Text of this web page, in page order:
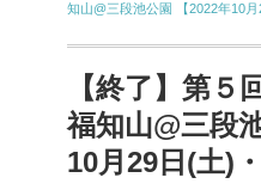
知山@三段池公園 【2022年10月
【終了】第５
福知山@三段
10月29日(土)